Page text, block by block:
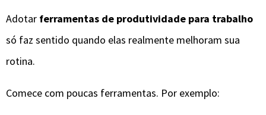
Adotar ferramentas de produtividade para trabalho
só faz sentido quando elas realmente melhoram sua
rotina.
Comece com poucas ferramentas. Por exemplo: